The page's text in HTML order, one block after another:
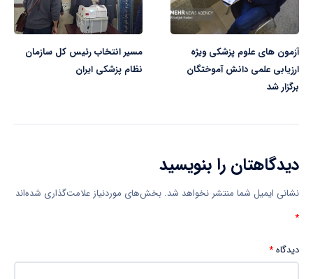
آزمون های علوم پزشکی ویژه
ارزیابی علمی دانش آموختگان
برگزار شد
مسیر انتخاب رئیس کل سازمان
نظام پزشکی ایران
دیدگاهتان را بنویسید
نشانی ایمیل شما منتشر نخواهد شد. بخش‌های موردنیاز علامت‌گذاری شده‌اند
*
دیدگاه*